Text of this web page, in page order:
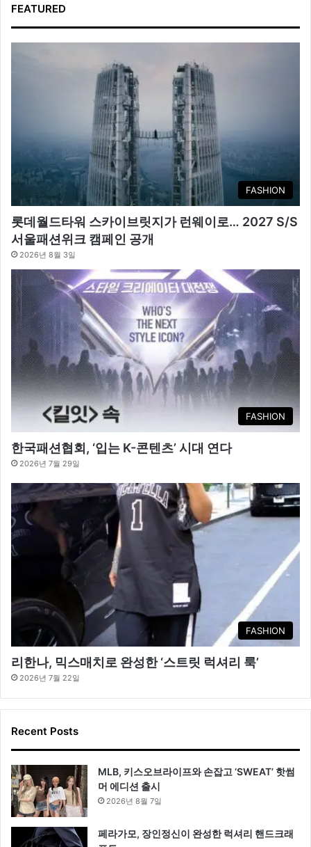
FEATURED
FASHION
롯데월드타워 스카이브릿지가 런웨이로… 2027 S/S
서울패션위크 캠페인 공개
2026년 8월 3일
FASHION
한국패션협회, ‘입는 K-콘텐츠’ 시대 연다
2026년 7월 29일
FASHION
리한나, 믹스매치로 완성한 ‘스트릿 럭셔리 룩’
2026년 7월 22일
Recent Posts
MLB, 키스오브라이프와 손잡고 ‘SWEAT’ 핫썸
머 에디션 출시
2026년 8월 7일
페라가모, 장인정신이 완성한 럭셔리 핸드크래